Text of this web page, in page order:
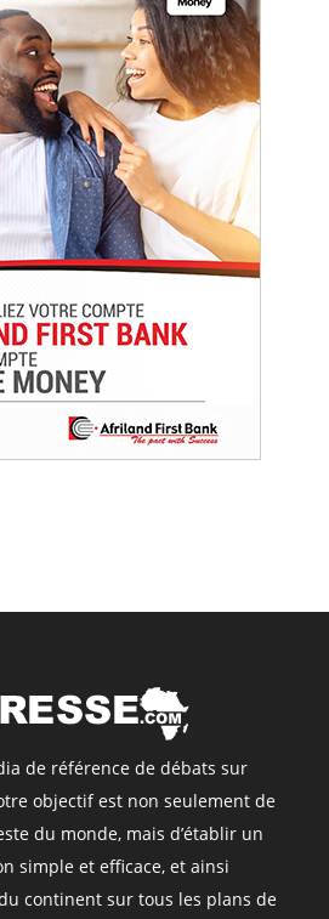
de référence de débats sur
objectif est non seulement de
du monde, mais d’établir un
simple et efficace, et ainsi
continent sur tous les plans de